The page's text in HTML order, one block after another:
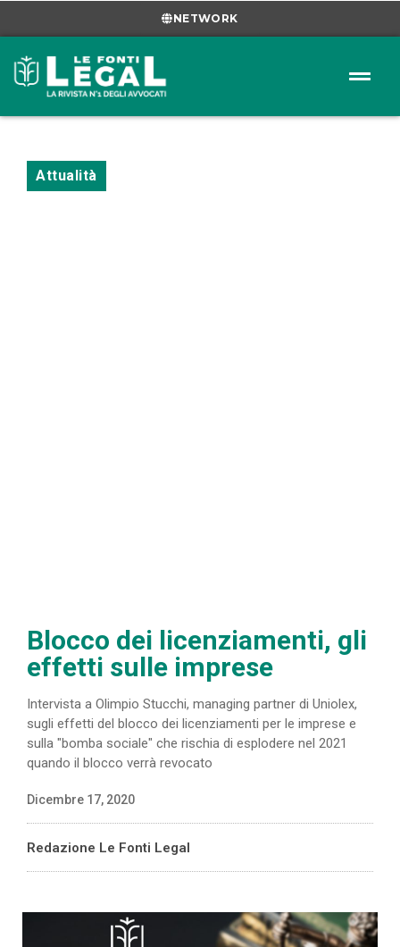
NETWORK
Attualità
Blocco dei licenziamenti, gli
effetti sulle imprese
Intervista a Olimpio Stucchi, managing partner di Uniolex,
sugli effetti del blocco dei licenziamenti per le imprese e
sulla "bomba sociale" che rischia di esplodere nel 2021
quando il blocco verrà revocato
Dicembre 17, 2020
Redazione Le Fonti Legal